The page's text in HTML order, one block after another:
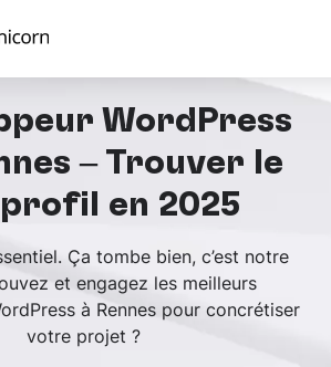
WordPress
– Trouver le
profil en 2025
Ça tombe bien, c’est notre
et engagez les meilleurs
à Rennes pour concrétiser
votre projet ?